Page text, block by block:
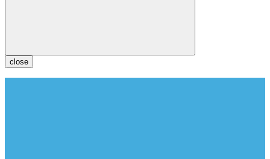
close